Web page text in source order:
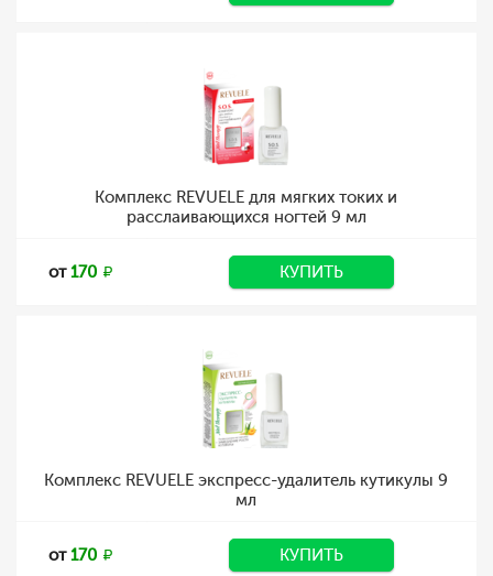
Комплекс REVUELE для мягких токих и
расслаивающихся ногтей 9 мл
от170 КУПИТЬ
Комплекс REVUELE экспресс-удалитель кутикулы 9
мл
от170 КУПИТЬ